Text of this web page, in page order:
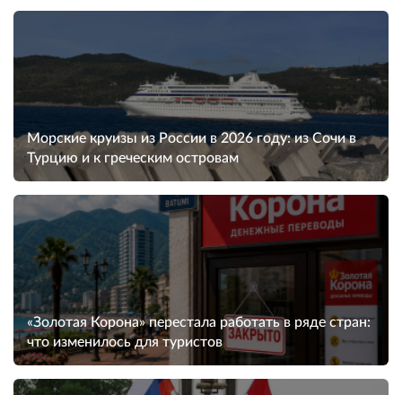
Морские круизы из России в 2026 году: из Сочи в
Турцию и к греческим островам
«Золотая Корона» перестала работать в ряде стран:
что изменилось для туристов